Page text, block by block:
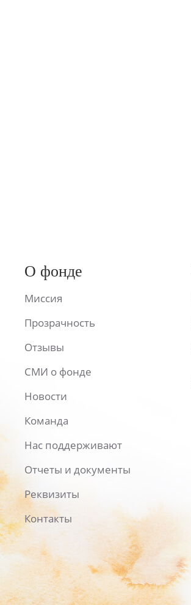
О фонде
Миссия
Прозрачность
Отзывы
СМИ о фонде
Новости
Команда
Нас поддерживают
Отчеты и документы
Реквизиты
Контакты